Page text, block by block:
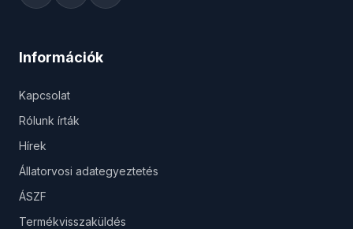
Információk
Kapcsolat
Rólunk írták
Hírek
Állatorvosi adategyeztetés
ÁSZF
Termékvisszaküldés